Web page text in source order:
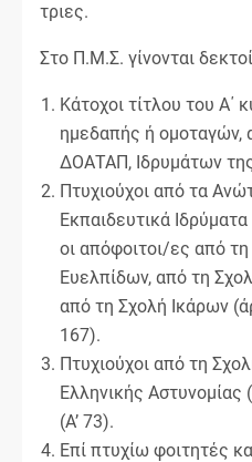
τριες.
Στο Π.Μ.Σ. γίνονται
Κάτοχοι τίτλου του Α΄
ημεδαπής ή ομοταγών,
ΔΟΑΤΑΠ, Ιδρυμάτων
Πτυχιούχοι από τα
Εκπαιδευτικά
οι απόφοιτοι/ες από
Ευελπίδων, από τη
από τη Σχολή Ικάρων
167).
Πτυχιούχοι από τη
Ελληνικής
(Α’ 73).
Επί πτυχίω φοιτητές